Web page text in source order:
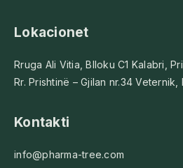
Lokacionet
Rruga Ali Vitia, Blloku C1 Kalabri,
Rr. Prishtinë – Gjilan nr.34 Veternik,
Kontakti
info@pharma-tree.com